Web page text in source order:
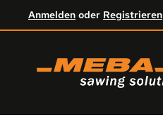
Hauptinhalt springen
Zur Hauptnavigation springen
Anmelden oder Registrieren